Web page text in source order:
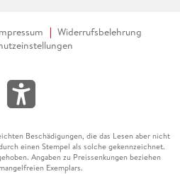
Widerrufsbelehrung
Beschädigungen, die das Lesen aber nicht
einen Stempel als solche gekennzeichnet.
Angaben zu Preissenkungen beziehen
Exemplars.